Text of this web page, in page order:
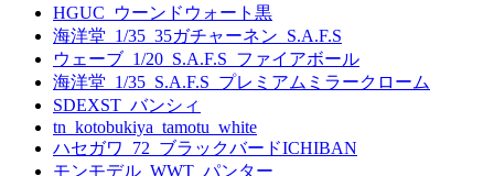
HGUC_ウーンドウォート黒
海洋堂_1/35_35ガチャーネン_S.A.F.S
ウェーブ_1/20_S.A.F.S_ファイアボール
海洋堂_1/35_S.A.F.S_プレミアムミラークローム
SDEXST_バンシィ
tn_kotobukiya_tamotu_white
ハセガワ_72_ブラックバードICHIBAN
モンモデル_WWT_パンター